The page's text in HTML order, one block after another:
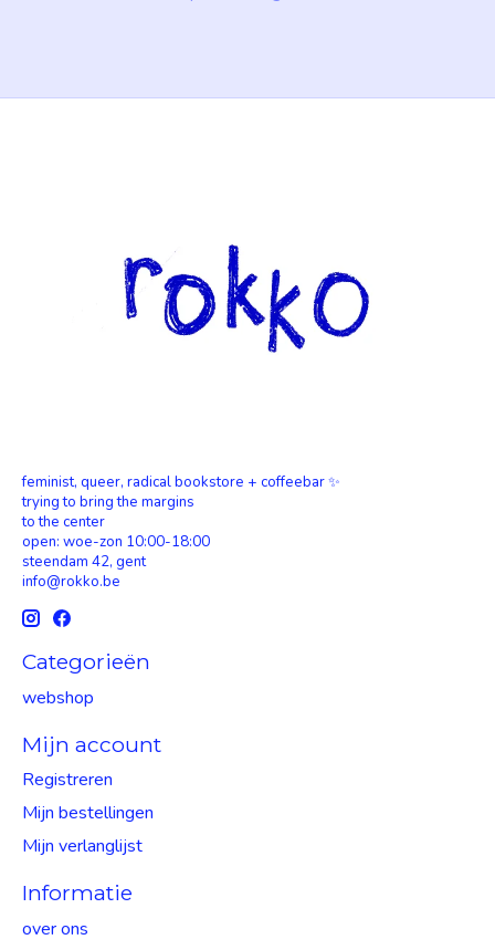
feminist, queer, radical bookstore + coffeebar ✨
trying to bring the margins
to the center
open: woe-zon 10:00-18:00
steendam 42, gent
info@rokko.be
Categorieën
webshop
Mijn account
Registreren
Mijn bestellingen
Mijn verlanglijst
Informatie
over ons